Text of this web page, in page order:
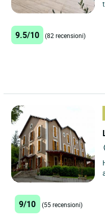
9.5/10 (82 recensioni)
9/10 (55 recensioni)